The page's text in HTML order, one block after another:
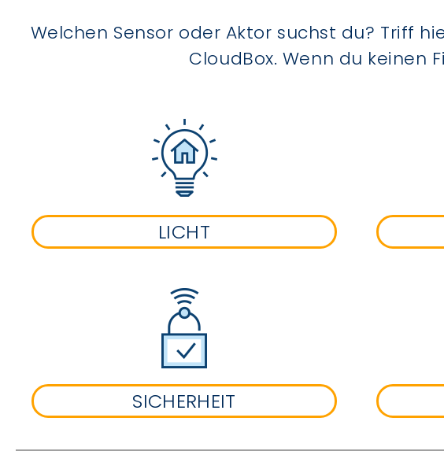
Welchen Sensor oder Aktor suchst du? Triff
CloudBox. Wenn du keinen
LICHT
SICHERHEIT